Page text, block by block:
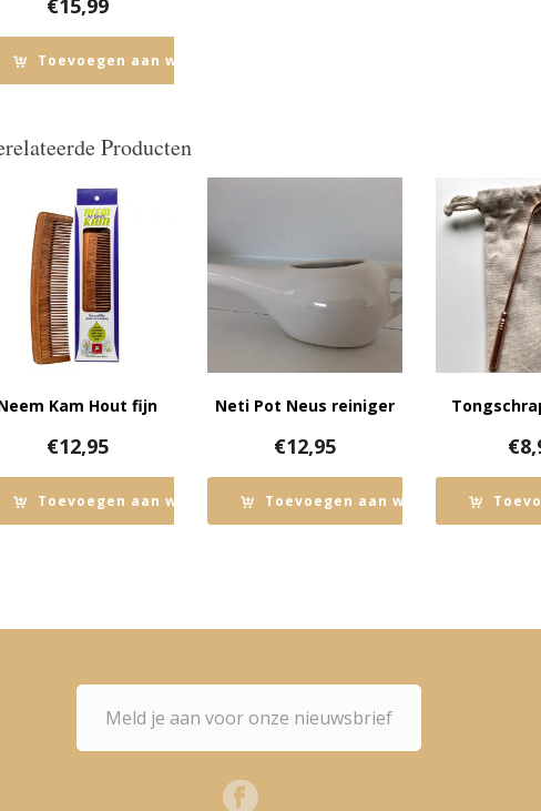
€15,99
Toevoegen aan winkelwagen
Producten
Kam Hout fijn
€12,95
Toevoegen aan winkelwagen
Neti Pot Neus reiniger
€12,95
Toevoegen aan winkelwagen
€
Meld je aan voor onze nieuwsbrief